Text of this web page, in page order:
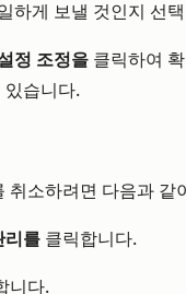
하게 보낼 것인지 선
정 조정을 클릭하여
있습니다.
취소하려면 다음과 같
리를 클릭합니다.
니다.